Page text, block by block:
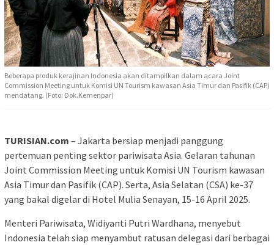
Beberapa produk kerajinan Indonesia akan ditampilkan dalam acara Joint
Commission Meeting untuk Komisi UN Tourism kawasan Asia Timur dan Pasifik (CAP)
mendatang. (Foto: Dok.Kemenpar)
TURISIAN.com – Jakarta bersiap menjadi panggung
pertemuan penting sektor pariwisata Asia. Gelaran tahunan
Joint Commission Meeting untuk Komisi UN Tourism kawasan
Asia Timur dan Pasifik (CAP). Serta, Asia Selatan (CSA) ke-37
yang bakal digelar di Hotel Mulia Senayan, 15-16 April 2025.
Menteri Pariwisata, Widiyanti Putri Wardhana, menyebut
Indonesia telah siap menyambut ratusan delegasi dari berbagai